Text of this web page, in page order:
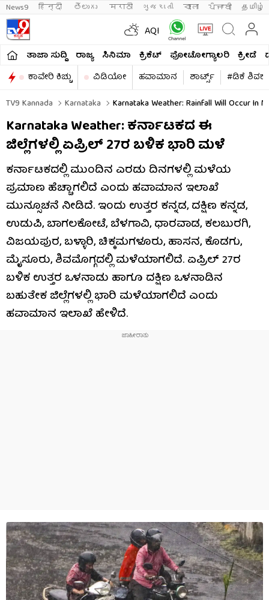
News9 हिन्दी తెలుగు मराठी ગુજરાતી বাংলা ਪੰਜਾਬੀ தமிழ்
AQI
ತಾಜಾ ಸುದ್ದಿ ರಾಜ್ಯ ಸಿನಿಮಾ ಕ್ರಿಕೆಟ್​ ಫೋಟೋಗ್ಯಾಲರಿ ಕ್ರೀಡೆ
ಕಾವೇರಿ ಕಿಚ್ಚು
ವಿಡಿಯೋ ಹವಾಮಾನ ಶಾರ್ಟ್ಸ್​
#ಡಿಕೆ
TV9 Kannada
Karnataka Karnataka Weather: Rainfall Will Occur In
Karnataka Weather: ಕರ್ನಾಟಕದ ಈ
ಜಿಲ್ಲೆಗಳಲ್ಲಿ ಏಪ್ರಿಲ್ 27ರ ಬಳಿಕ ಭಾರಿ ಮಳೆ
ಕರ್ನಾಟಕದಲ್ಲಿ ಮುಂದಿನ ಎರಡು ದಿನಗಳಲ್ಲಿ ಮಳೆಯ
ಪ್ರಮಾಣ ಹೆಚ್ಚಾಗಲಿದೆ ಎಂದು ಹವಾಮಾನ ಇಲಾಖೆ
ಮುನ್ಸೂಚನೆ ನೀಡಿದೆ. ಇಂದು ಉತ್ತರ ಕನ್ನಡ, ದಕ್ಷಿಣ ಕನ್ನಡ,
ಉಡುಪಿ, ಬಾಗಲಕೋಟೆ, ಬೆಳಗಾವಿ, ಧಾರವಾಡ, ಕಲಬುರಗಿ,
ವಿಜಯಪುರ, ಬಳ್ಳಾರಿ, ಚಿಕ್ಕಮಗಳೂರು, ಹಾಸನ, ಕೊಡಗು,
ಮೈಸೂರು, ಶಿವಮೊಗ್ಗದಲ್ಲಿ ಮಳೆಯಾಗಲಿದೆ. ಏಪ್ರಿಲ್ 27ರ
ಬಳಿಕ ಉತ್ತರ ಒಳನಾಡು ಹಾಗೂ ದಕ್ಷಿಣ ಒಳನಾಡಿನ
ಬಹುತೇಕ ಜಿಲ್ಲೆಗಳಲ್ಲಿ ಭಾರಿ ಮಳೆಯಾಗಲಿದೆ ಎಂದು
ಹವಾಮಾನ ಇಲಾಖೆ ಹೇಳಿದೆ.